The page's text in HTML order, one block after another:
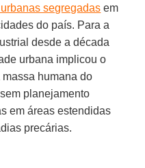
segregadas em
do país. Para a
desde a década
urbana implicou o
humana do
planejamento
em áreas estendidas
precárias.